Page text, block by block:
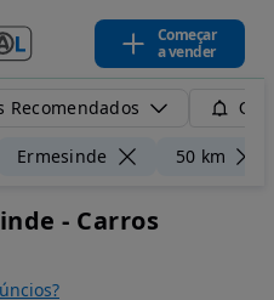
Começar
a vender
Recomendados
Ermesinde 50 km
- Carros